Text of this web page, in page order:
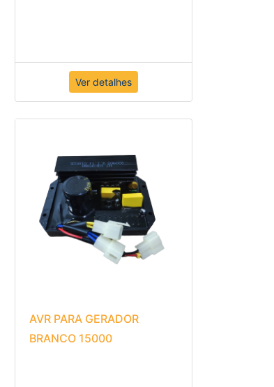
Ver detalhes
AVR PARA GERADOR
BRANCO 15000